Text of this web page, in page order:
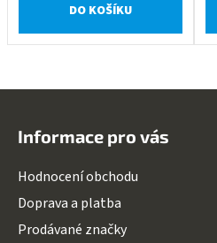
DO KOŠÍKU
Informace pro vás
Hodnocení obchodu
Doprava a platba
Prodávané značky